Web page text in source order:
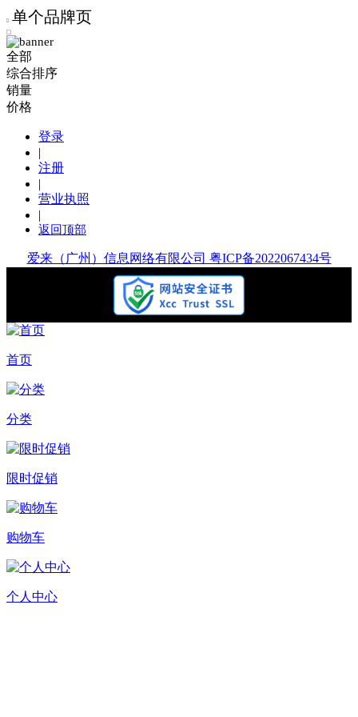
单个品牌页
全部
综合排序
销量
价格
登录
|
注册
|
营业执照
|
返回顶部
爱来（广州）信息网络有限公司 粤ICP备2022067434号
首页
分类
限时促销
购物车
个人中心